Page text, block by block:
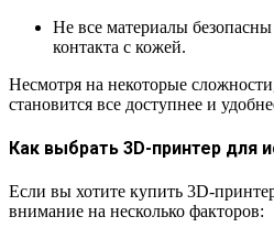
Не все материалы
контакта с кожей.
Несмотря на некоторые
становится все доступнее и
Как выбрать 3D-принтер для
Если вы хотите купить 3D-
внимание на несколько факторов: